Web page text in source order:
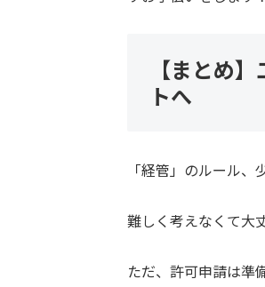
【まとめ
トへ
「経管」のルール
難しく考えなくて大
ただ、許可申請は準